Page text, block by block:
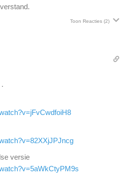
Toon Reacties (2)
versie